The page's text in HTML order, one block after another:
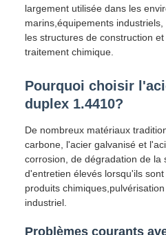
largement utilisée dans les
marins,équipements
les structures de construction
traitement chimique.
Pourquoi choisir
duplex 1.4410?
De nombreux matériaux
carbone, l'acier galvanisé et
corrosion, de dégradation de la
d'entretien élevés lorsqu'ils
produits
industriel.
Problèmes courants